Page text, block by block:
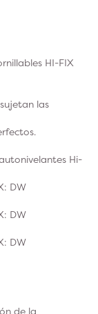
HI-FIX
las
Hi-
DW
DW
DW
de la